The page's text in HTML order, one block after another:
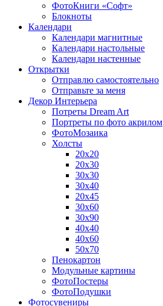
ФотоКниги «Софт»
Блокноты
Календари
Календари магнитные
Календари настольные
Календари настенные
Открытки
Отправлю самостоятельно
Отправьте за меня
Декор Интерьера
Потреты Dream Art
Портреты по фото акрилом
ФотоМозаика
Холсты
20х20
20х30
30х30
30х40
20х45
30х60
30х90
40х40
40х60
50х70
Пенокартон
Модульные картины
ФотоПостеры
ФотоПодушки
Фотоcувениры